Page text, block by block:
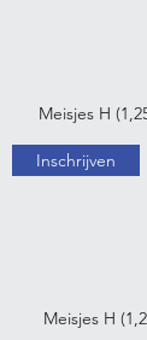
Meisjes H
Inschrijven
Meisjes H